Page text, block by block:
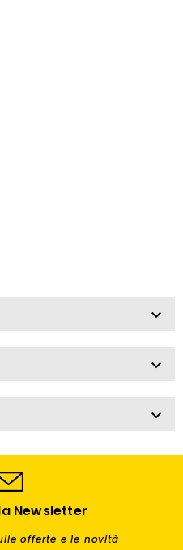



Newsletter
offerte e le novità